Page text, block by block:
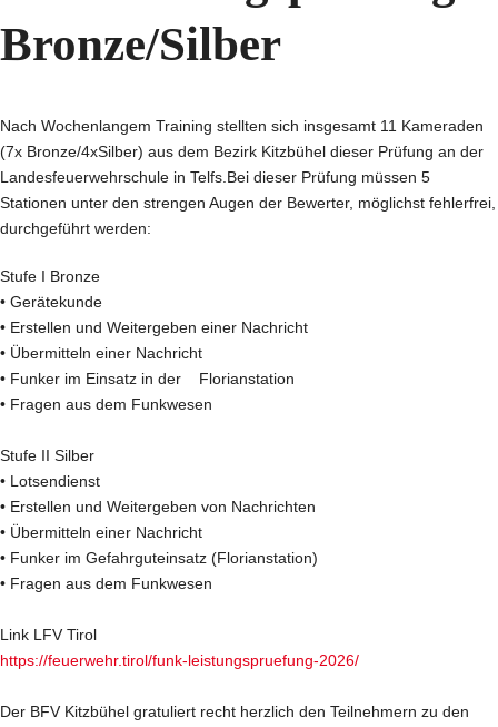
Bronze/Silber
Nach Wochenlangem Training stellten sich insgesamt 11 Kameraden
(7x Bronze/4xSilber) aus dem Bezirk Kitzbühel dieser Prüfung an der
Landesfeuerwehrschule in Telfs.Bei dieser Prüfung müssen 5
Stationen unter den strengen Augen der Bewerter, möglichst fehlerfrei,
durchgeführt werden:
Stufe I Bronze
• Gerätekunde
• Erstellen und Weitergeben einer Nachricht
• Übermitteln einer Nachricht
• Funker im Einsatz in der Florianstation
• Fragen aus dem Funkwesen
Stufe II Silber
• Lotsendienst
• Erstellen und Weitergeben von Nachrichten
• Übermitteln einer Nachricht
• Funker im Gefahrguteinsatz (Florianstation)
• Fragen aus dem Funkwesen
Link LFV Tirol
https://feuerwehr.tirol/funk-leistungspruefung-2026/
Der BFV Kitzbühel gratuliert recht herzlich den Teilnehmern zu den